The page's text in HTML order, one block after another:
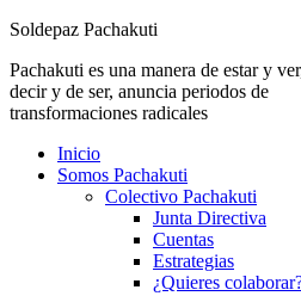
Soldepaz Pachakuti
Pachakuti es una manera de estar y
decir y de ser, anuncia periodos de
transformaciones radicales
Inicio
Somos Pachakuti
Colectivo Pachakuti
Junta Directiva
Cuentas
Estrategias
¿Quieres